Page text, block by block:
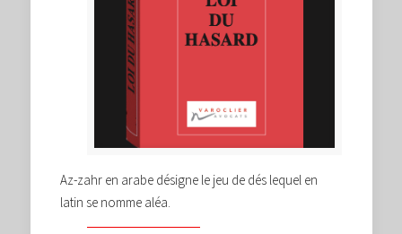
Az-zahr en arabe désigne le jeu de dés lequel en
latin se nomme aléa.